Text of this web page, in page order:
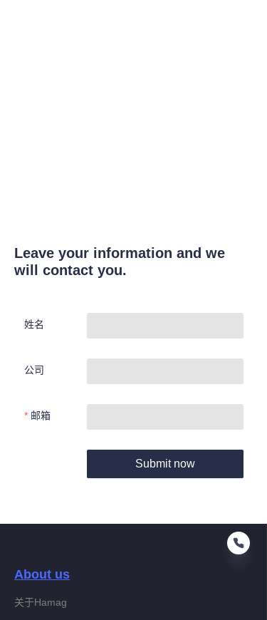
Leave your information and we
will contact you.
姓名
公司
邮箱
Submit now
About us
关于Hamag